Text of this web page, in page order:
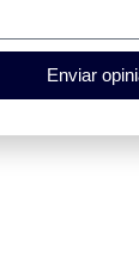
Enviar